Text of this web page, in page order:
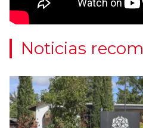
Noticias